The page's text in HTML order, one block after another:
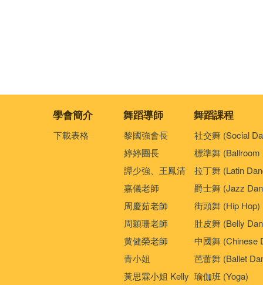
學會簡介 舞蹈導師 舞蹈課程
下載表格
黎國強會長
婷婷團長
譚少強、王鳳清
嘉儀老師
周慶茹老師
周穎珊老師
黄健榮老師
青小姐
黃思霖小姐 Kelly
社交舞 (Social
標準舞 (Ballroom
拉丁舞 (Latin
爵士舞 (Jazz
街頭舞 (Hip Hop)
肚皮舞 (Belly
中國舞 (Chinese
芭蕾舞 (Ballet
瑜伽班 (Yoga)